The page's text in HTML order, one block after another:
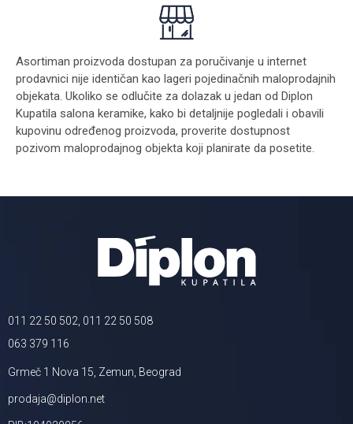
Asortiman proizvoda dostupan za poručivanje u internet
prodavnici nije identičan kao lageri pojedinačnih maloprodajnih
objekata. Ukoliko se odlučite za dolazak u jedan od Diplon
Kupatila salona keramike, kako bi detaljnije pogledali i obavili
kupovinu određenog proizvoda, proverite dostupnost
pozivom maloprodajnog objekta koji planirate da posetite.
011 22 50 502, 011 22 50 508
063 379 116
Grmeč 1 Nova 15, Zemun, Beograd
prodaja@diplon.net